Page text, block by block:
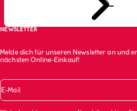
NEWSLETTER
Melde dich für unseren Newsletter an und
nächsten Online-Einkauf!
E-Mail